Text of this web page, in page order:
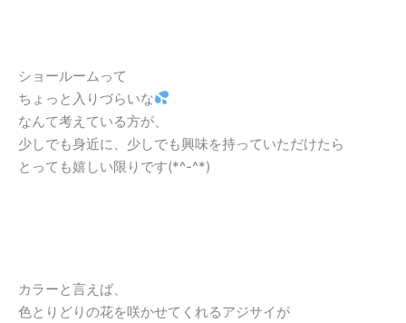
ショールームって
ちょっと入りづらいな
なんて考えている方が、
少しでも身近に、少しでも興味を持っていただけたら
とっても嬉しい限りです(*^-^*)
カラーと言えば、
色とりどりの花を咲かせてくれるアジサイが